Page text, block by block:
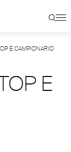
E CAMPIONARIO
E